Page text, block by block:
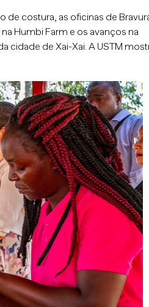
costura, as oficinas de
Humbi Farm e os avanços na
cidade de Xai-Xai. A USTM